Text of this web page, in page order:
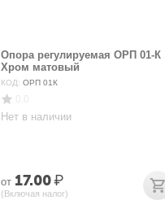
Опора регулируемая ОРП 01-К
Хром матовый
КОД: ОРП 01К
Нет в наличии
от 17.00₽
(Включая налог)